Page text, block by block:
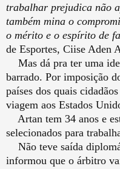
trabalhar prejudica não
também mina o
o mérito e o espírito de
de Esportes, Ciise Aden
Mas dá pra ter uma
barrado. Por imposição
países dos quais
viagem aos Estados
Artan tem 34 anos e
selecionados para
Não teve saída
informou que o árbitro